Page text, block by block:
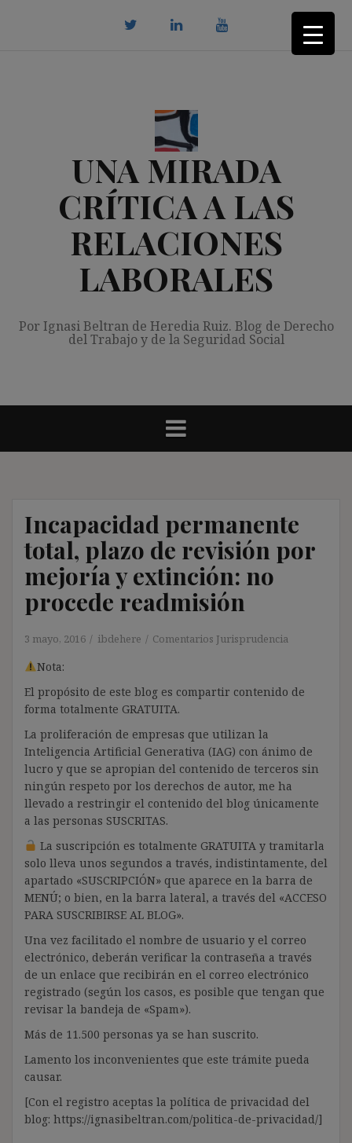
UNA MIRADA
CRÍTICA A LAS
RELACIONES
LABORALES
Por Ignasi Beltran de Heredia Ruiz. Blog de Derecho
del Trabajo y de la Seguridad Social
Incapacidad permanente
total, plazo de revisión por
mejoría y extinción: no
procede readmisión
3 mayo, 2016 ibdehere Comentarios Jurisprudencia
Nota:
El propósito de este blog es compartir contenido de
forma totalmente GRATUITA.
La proliferación de empresas que utilizan la
Inteligencia Artificial Generativa (IAG) con ánimo de
lucro y que se apropian del contenido de terceros sin
ningún respeto por los derechos de autor, me ha
llevado a restringir el contenido del blog únicamente
a las personas SUSCRITAS.
La suscripción es totalmente GRATUITA y tramitarla
solo lleva unos segundos a través, indistintamente, del
apartado «SUSCRIPCIÓN» que aparece en la barra de
MENÚ; o bien, en la barra lateral, a través del «ACCESO
PARA SUSCRIBIRSE AL BLOG».
Una vez facilitado el nombre de usuario y el correo
electrónico, deberán verificar la contraseña a través
de un enlace que recibirán en el correo electrónico
registrado (según los casos, es posible que tengan que
revisar la bandeja de «Spam»).
Más de 11.500 personas ya se han suscrito.
Lamento los inconvenientes que este trámite pueda
causar.
[Con el registro aceptas la política de privacidad del
blog: https://ignasibeltran.com/politica-de-privacidad/]